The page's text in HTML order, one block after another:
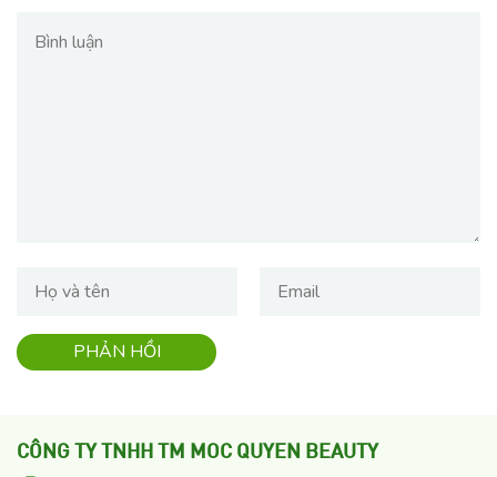
CÔNG TY TNHH TM MOC QUYEN BEAUTY